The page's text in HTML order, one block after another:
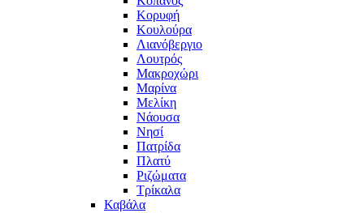
Κορυφή
Κουλούρα
Λιανόβεργιο
Λουτρός
Μακροχώρι
Μαρίνα
Μελίκη
Νάουσα
Νησί
Πατρίδα
Πλατύ
Ριζώματα
Τρίκαλα
Καβάλα